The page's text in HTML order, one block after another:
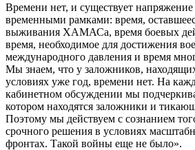
Времени нет, и существует
временными рамками: время,
выживания ХАМАСа, время боевых
время, необходимое для достижения
международного давления и время
Мы знаем, что у заложников,
условиях уже год, времени нет. На
кабинетном обсуждении мы
котором находятся заложники и
Поэтому мы действуем с сознанием
срочного решения в условиях
фронтах. Такой войны еще не было».